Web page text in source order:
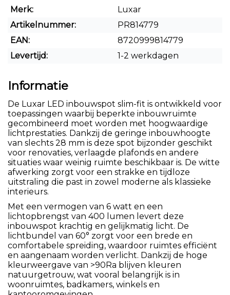
Merk:
Luxar
Artikelnummer:
PR814779
EAN:
8720999814779
Levertijd:
1-2 werkdagen
Informatie
De Luxar LED inbouwspot slim-fit is ontwikkeld voor
toepassingen waarbij beperkte inbouwruimte
gecombineerd moet worden met hoogwaardige
lichtprestaties. Dankzij de geringe inbouwhoogte
van slechts 28 mm is deze spot bijzonder geschikt
voor renovaties, verlaagde plafonds en andere
situaties waar weinig ruimte beschikbaar is. De witte
afwerking zorgt voor een strakke en tijdloze
uitstraling die past in zowel moderne als klassieke
interieurs.
Met een vermogen van 6 watt en een
lichtopbrengst van 400 lumen levert deze
inbouwspot krachtig en gelijkmatig licht. De
lichtbundel van 60° zorgt voor een brede en
comfortabele spreiding, waardoor ruimtes efficiënt
en aangenaam worden verlicht. Dankzij de hoge
kleurweergave van >90Ra blijven kleuren
natuurgetrouw, wat vooral belangrijk is in
woonruimtes, badkamers, winkels en